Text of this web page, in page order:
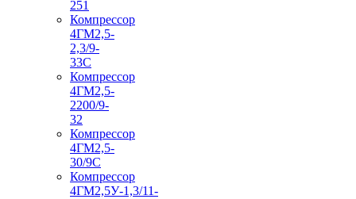
251
Компрессор
4ГМ2,5-
2,3/9-
33С
Компрессор
4ГМ2,5-
2200/9-
32
Компрессор
4ГМ2,5-
30/9С
Компрессор
4ГМ2,5У-1,3/11-